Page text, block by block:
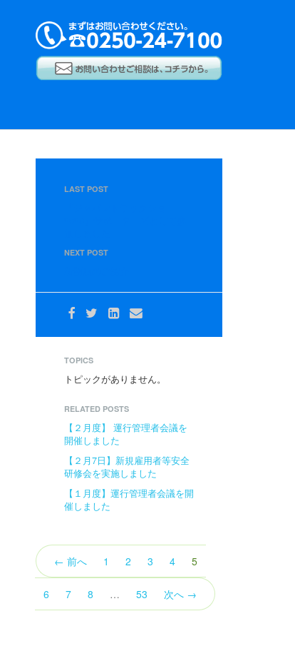
LAST POST
NEXT POST
TOPICS
トピックがありません。
RELATED POSTS
【２月度】 運行管理者会議を
開催しました
【２月7日】新規雇用者等安全
研修会を実施しました
【１月度】運行管理者会議を開
催しました
← 前へ 1 2 3 4 5（こ
の
6 7 8 … 53 次へ →